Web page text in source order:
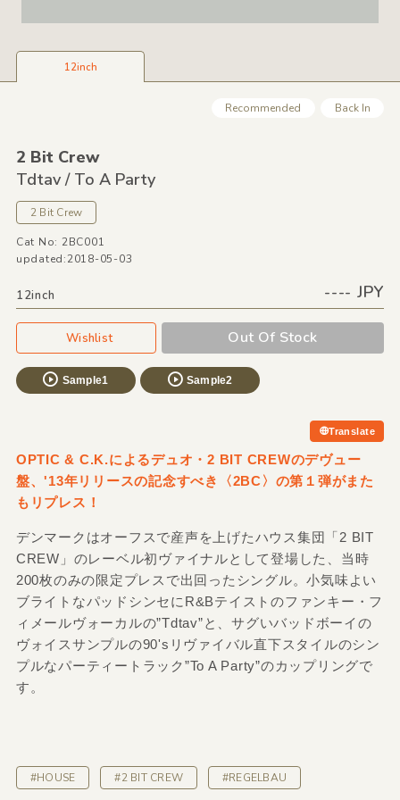
12inch
Recommended Back In
2 Bit Crew
Tdtav /To A Party
2 Bit Crew
Cat No: 2BC001
updated:2018-05-03
12inch ---- JPY
Wishlist Out Of Stock
Sample1 Sample2
Translate
OPTIC & C.K.によるデュオ・2 BIT CREWのデヴュー
盤、'13年リリースの記念すべき〈2BC〉の第１弾がまた
もリプレス！
デンマークはオーフスで産声を上げたハウス集団「2 BIT
CREW」のレーベル初ヴァイナルとして登場した、当時
200枚のみの限定プレスで出回ったシングル。小気味よい
ブライトなパッドシンセにR&Bテイストのファンキー・フ
ィメールヴォーカルの”Tdtav”と、サグいバッドボーイの
ヴォイスサンプルの90'sリヴァイバル直下スタイルのシン
プルなパーティートラック”To A Party”のカップリングで
す。
#HOUSE #2 BIT CREW #REGELBAU